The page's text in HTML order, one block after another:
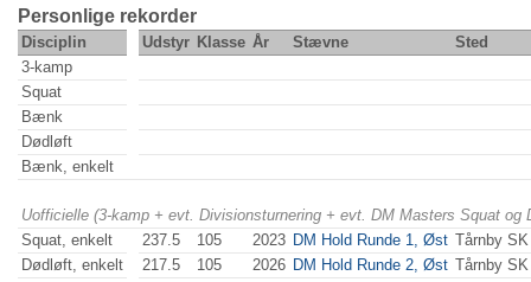
Personlige rekorder
Disciplin Udstyr Klasse År Stævne
Sted
3-kamp
Squat
Bænk
Dødløft
Bænk, enkelt
Uofficielle (3-kamp + evt. Divisionsturnering + evt. DM Masters Squat
Squat, enkelt
237.5 105 2023 DM Hold Runde 1, Øst Tårnby SK
Dødløft, enkelt
217.5 105 2026 DM Hold Runde 2, Øst Tårnby SK